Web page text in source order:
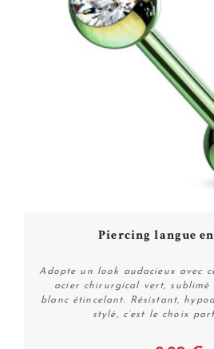
Piercing langue
Adopte un look audacieux avec
acier chirurgical vert, sublimé
blanc étincelant. Résistant,
stylé, c’est le choix